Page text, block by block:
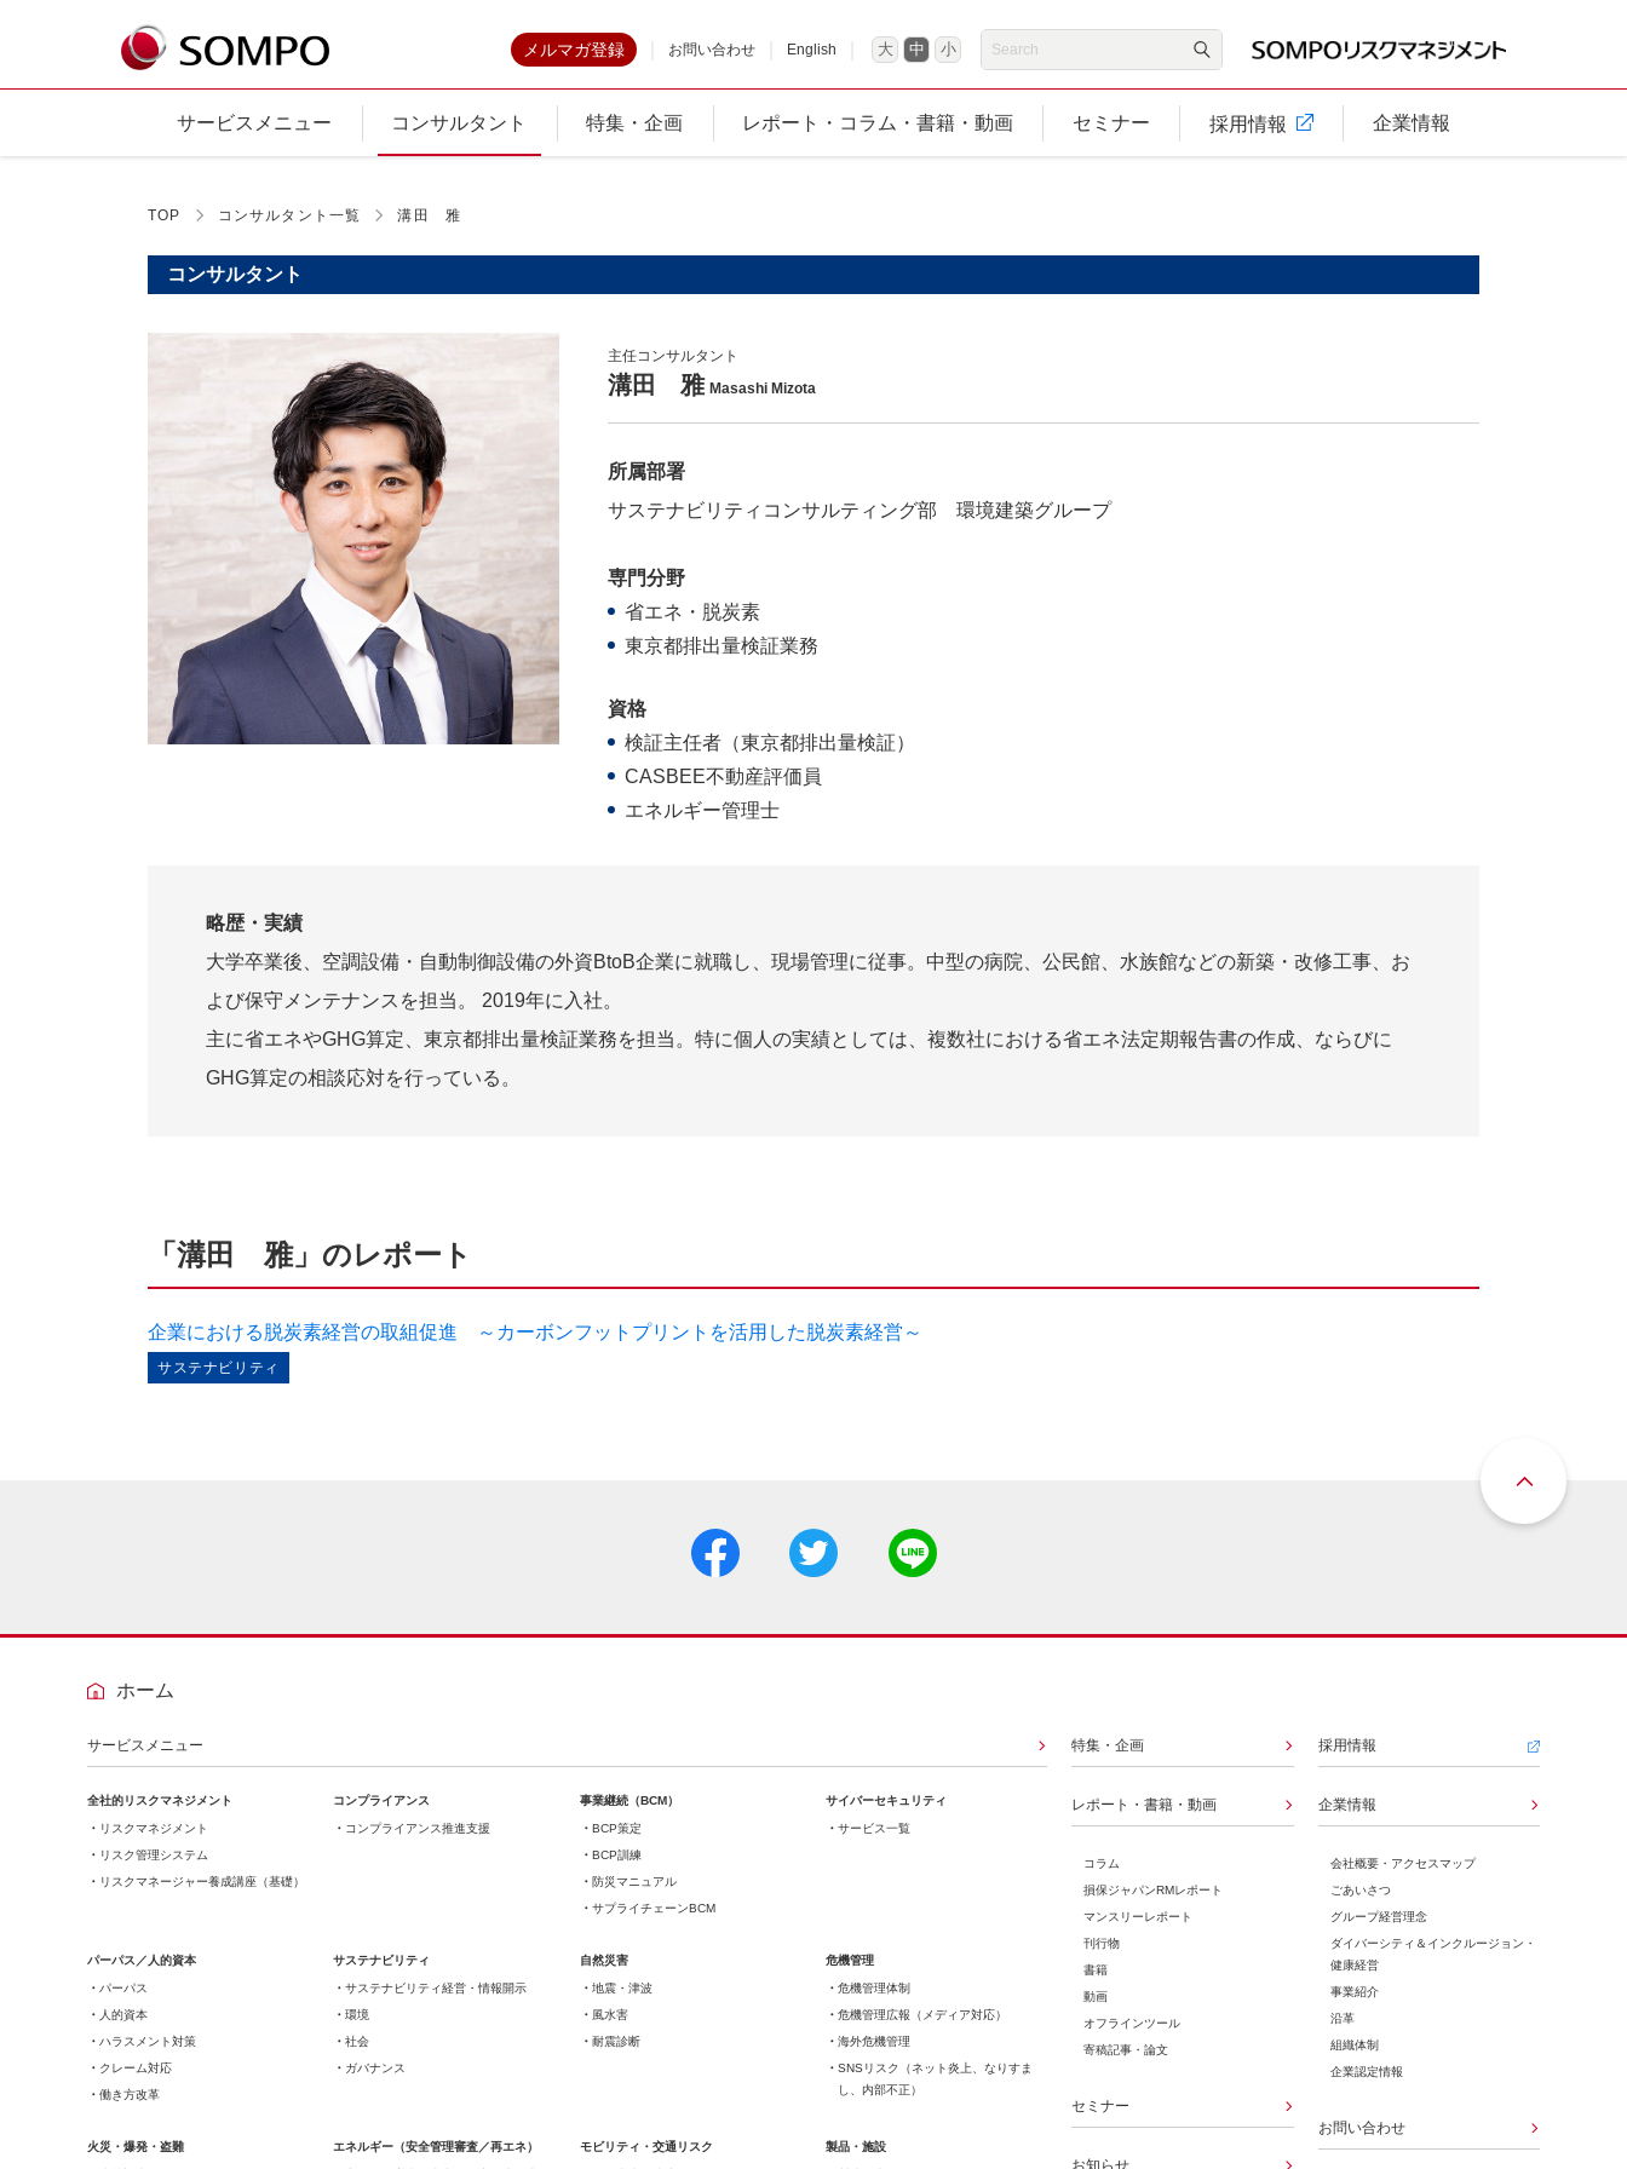
メルマガ登録 お問い合わせ English 大 中 小
サービスメニュー コンサルタント 特集・企画 レポート・コラム・書籍・動画 セミナー 採用情報 企業情報
TOP コンサルタント一覧 溝田 雅
コンサルタント
主任コンサルタント
溝田 雅 Masashi Mizota
所属部署
サステナビリティコンサルティング部 環境建築グループ
専門分野
省エネ・脱炭素
東京都排出量検証業務
資格
検証主任者（東京都排出量検証）
CASBEE不動産評価員
エネルギー管理士
略歴・実績
大学卒業後、空調設備・自動制御設備の外資BtoB企業に就職し、現場管理に従事。中型の病院、公民館、水族館などの新築・改修工事、お
よび保守メンテナンスを担当。 2019年に入社。
主に省エネやGHG算定、東京都排出量検証業務を担当。特に個人の実績としては、複数社における省エネ法定期報告書の作成、ならびに
GHG算定の相談応対を行っている。
「溝田 雅」のレポート
企業における脱炭素経営の取組促進 ～カーボンフットプリントを活用した脱炭素経営～
サステナビリティ
ホーム
サービスメニュー
全社的リスクマネジメント
リスクマネジメント
リスク管理システム
リスクマネージャー養成講座（基礎）
コンプライアンス
コンプライアンス推進支援
事業継続（BCM）
BCP策定
BCP訓練
防災マニュアル
サプライチェーンBCM
サイバーセキュリティ
サービス一覧
パーパス／人的資本
パーパス
人的資本
ハラスメント対策
クレーム対応
働き方改革
サステナビリティ
サステナビリティ経営・情報開示
環境
社会
ガバナンス
自然災害
地震・津波
風水害
耐震診断
危機管理
危機管理体制
危機管理広報（メディア対応）
海外危機管理
SNSリスク（ネット炎上、なりすま
し、内部不正）
火災・爆発・盗難 エネルギー（安全管理審査／再エネ） モビリティ・交通リスク 製品・施設
特集・企画
レポート・書籍・動画
コラム
損保ジャパンRMレポート​
マンスリーレポート
刊行物
書籍
動画
オフラインツール
寄稿記事・論文
セミナー
採用情報
企業情報
会社概要・アクセスマップ
ごあいさつ
グループ経営理念
ダイバーシティ＆インクルージョン・
健康経営
事業紹介
沿革
組織体制
企業認定情報
お問い合わせ